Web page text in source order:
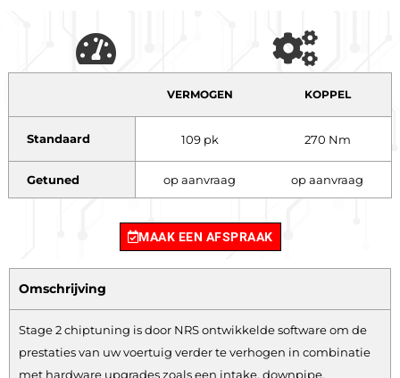
VERMOGEN KOPPEL
Standaard 109 pk 270 Nm
Getuned op aanvraag op aanvraag
MAAK EEN AFSPRAAK
Omschrijving
Stage 2 chiptuning is door NRS ontwikkelde software om de
prestaties van uw voertuig verder te verhogen in combinatie
met hardware upgrades zoals een intake, downpipe,